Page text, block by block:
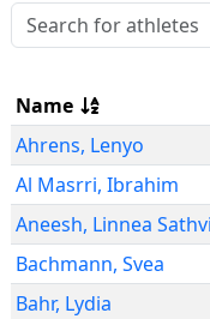
Name
Ahrens, Lenyo
Al Masrri, Ibrahim
Aneesh, Linnea
Bachmann, Svea
Bahr, Lydia